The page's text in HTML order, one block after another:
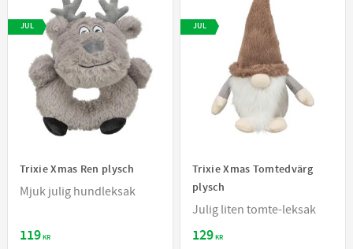
Trixie Xmas Ren plysch
Mjuk julig hundleksak
119KR
JUL
Trixie Xmas Tomtedvärg
plysch
Julig liten tomte-leksak
129KR
JUL